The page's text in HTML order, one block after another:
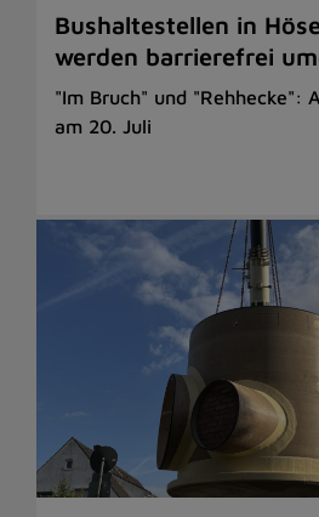
Bushaltestellen in
werden barrierefrei
"Im Bruch" und "Rehhecke":
am 20. Juli